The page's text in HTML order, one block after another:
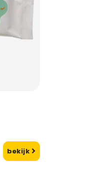
bekijk